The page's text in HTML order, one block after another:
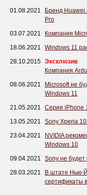
01.08.2021
Бренд
Pro
03.07.2021
Компания
18.06.2021
Windows 11
28.10.2015 Эксклюзив
Компания
08.06.2021
Microsoft не
Windows 11
21.05.2021
Серия iPhone
13.05.2021
Sony Xperia
23.04.2021
NVIDIA
Windows 10
09.04.2021
Sony не будет
28.03.2021
В штате Нью-
сертификаты